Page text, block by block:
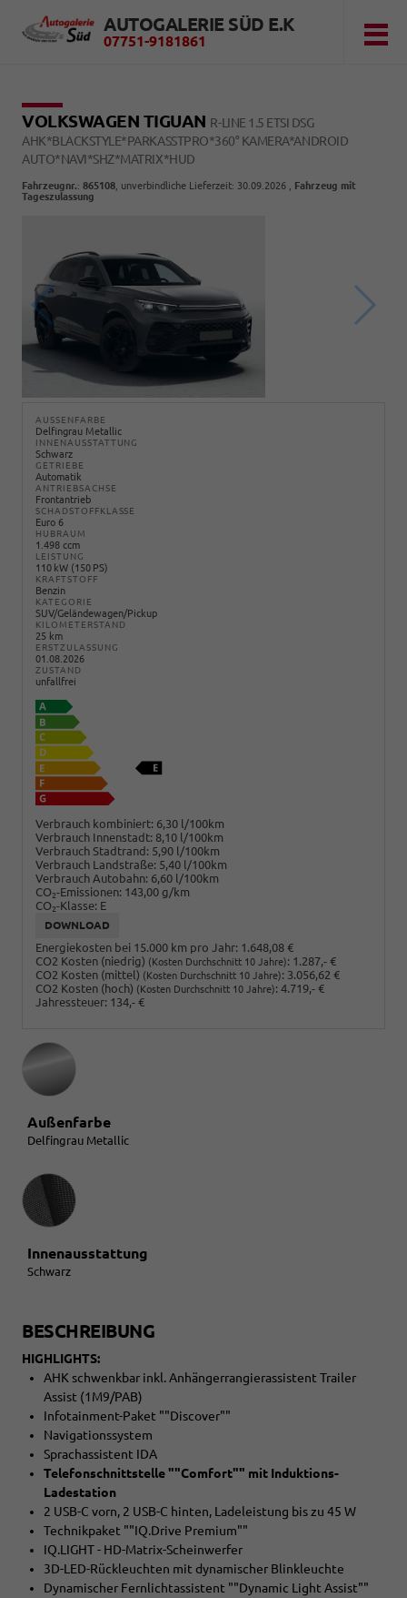
AUTOGALERIE SÜD E.K
07751-9181861
VOLKSWAGEN TIGUAN R-LINE 1.5 ETSI DSG
AHK*BLACKSTYLE*PARKASSTPRO*360° KAMERA*ANDROID
AUTO*NAVI*SHZ*MATRIX*HUD
Fahrzeugnr.: 865108 , unverbindliche Lieferzeit: 30.09.2026
Fahrzeug mit
Tageszulassung
AUSSENFARBE
Delfingrau Metallic
INNENAUSSTATTUNG
Schwarz
GETRIEBE
Automatik
ANTRIEBSACHSE
Frontantrieb
SCHADSTOFFKLASSE
Euro 6
HUBRAUM
1.498 ccm
LEISTUNG
110 kW (150 PS)
KRAFTSTOFF
Benzin
KATEGORIE
SUV/Geländewagen/Pickup
KILOMETERSTAND
25 km
ERSTZULASSUNG
01.08.2026
ZUSTAND
unfallfrei
Verbrauch kombiniert: 6,30 l/100km
Verbrauch Innenstadt: 8,10 l/100km
Verbrauch Stadtrand: 5,90 l/100km
Verbrauch Landstraße: 5,40 l/100km
Verbrauch Autobahn: 6,60 l/100km
CO2-Emissionen: 143,00 g/km
CO2-Klasse: E
DOWNLOAD
Energiekosten bei 15.000 km pro Jahr: 1.648,08 €
CO2 Kosten (niedrig) (Kosten Durchschnitt 10 Jahre): 1.287,- €
CO2 Kosten (mittel) (Kosten Durchschnitt 10 Jahre): 3.056,62 €
CO2 Kosten (hoch) (Kosten Durchschnitt 10 Jahre): 4.719,- €
Jahressteuer: 134,- €
Außenfarbe
Delfingrau Metallic
Innenausstattung
Innenausstattung
Schwarz
BESCHREIBUNG
HIGHLIGHTS:
AHK schwenkbar inkl. Anhängerrangierassistent Trailer
Assist (1M9/PAB)
Infotainment-Paket ""Discover""
Navigationssystem
Sprachassistent IDA
Telefonschnittstelle ""Comfort"" mit Induktions-
Ladestation
2 USB-C vorn, 2 USB-C hinten, Ladeleistung bis zu 45 W
Technikpaket ""IQ.Drive Premium""
IQ.LIGHT - HD-Matrix-Scheinwerfer
3D-LED-Rückleuchten mit dynamischer Blinkleuchte
Dynamischer Fernlichtassistent ""Dynamic Light Assist""